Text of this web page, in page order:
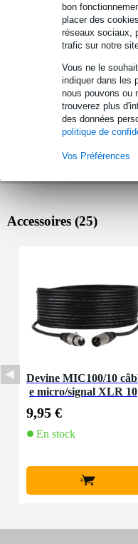
bon
placer des
réseaux sociaux,
trafic sur notre
Vous ne le
indiquer dans les
nous pouvons ou
trouverez plus
des données
politique de
Vos Préférences
Autres variantes (3)
Accessoires (25)
Devine MIC100/10
e micro/signal XLR 10
9,95 €
En stock
+